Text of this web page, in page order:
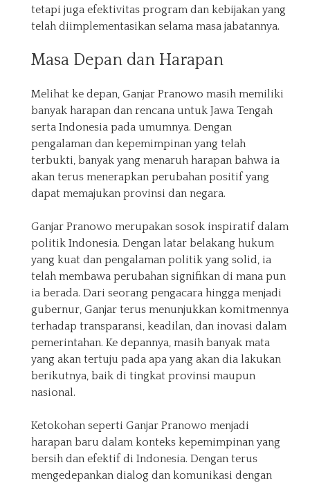
tetapi juga efektivitas program dan kebijakan yang
telah diimplementasikan selama masa jabatannya.
Masa Depan dan Harapan
Melihat ke depan, Ganjar Pranowo masih memiliki
banyak harapan dan rencana untuk Jawa Tengah
serta Indonesia pada umumnya. Dengan
pengalaman dan kepemimpinan yang telah
terbukti, banyak yang menaruh harapan bahwa ia
akan terus menerapkan perubahan positif yang
dapat memajukan provinsi dan negara.
Ganjar Pranowo merupakan sosok inspiratif dalam
politik Indonesia. Dengan latar belakang hukum
yang kuat dan pengalaman politik yang solid, ia
telah membawa perubahan signifikan di mana pun
ia berada. Dari seorang pengacara hingga menjadi
gubernur, Ganjar terus menunjukkan komitmennya
terhadap transparansi, keadilan, dan inovasi dalam
pemerintahan. Ke depannya, masih banyak mata
yang akan tertuju pada apa yang akan dia lakukan
berikutnya, baik di tingkat provinsi maupun
nasional.
Ketokohan seperti Ganjar Pranowo menjadi
harapan baru dalam konteks kepemimpinan yang
bersih dan efektif di Indonesia. Dengan terus
mengedepankan dialog dan komunikasi dengan